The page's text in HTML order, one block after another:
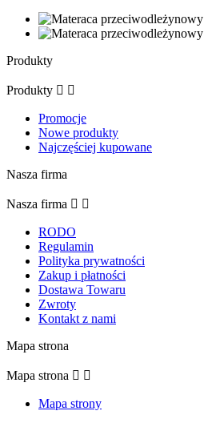
Produkty
Produkty  
Promocje
Nowe produkty
Najczęściej kupowane
Nasza firma
Nasza firma  
RODO
Regulamin
Polityka prywatności
Zakup i płatności
Dostawa Towaru
Zwroty
Kontakt z nami
Mapa strona
Mapa strona  
Mapa strony